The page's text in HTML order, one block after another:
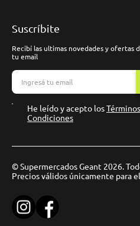
Suscríbite
Recibí las ultimas novedades y ofertas
tu email
He leído y acepto los
Condiciones
© Supermercados Geant 2026.
Precios válidos únicamente para